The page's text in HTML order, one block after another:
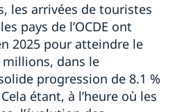
les arrivées de touristes
pays de l’OCDE ont
2025 pour atteindre le
dans le
progression de 8.1 %
étant, à l’heure où les